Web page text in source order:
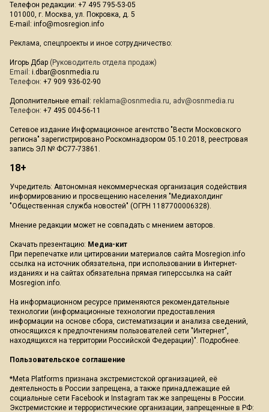
Телефон редакции: +7 495 795-53-05
101000, г. Москва, ул. Покровка, д. 5
E-mail: info@mosregion.info
Реклама, спецпроекты и иное сотрудничество:
Игорь Дбар (Руководитель отдела продаж)
Email: i.dbar@osnmedia.ru
Телефон: +7 909 936-02-90
Дополнительные email: reklama@osnmedia.ru, adv@osnmedia.ru
Телефон: +7 495 004-56-11
Сетевое издание Информационное агентство "Вести Московского
региона" зарегистрировано Роскомнадзором 05.10.2018, реестровая
запись ЭЛ № ФС77-73861.
18+
Учредитель: Автономная некоммерческая организация содействия
информированию и просвещению населения "Медиахолдинг
"Общественная служба новостей" (ОГРН 1187700006328).
Мнение редакции может не совпадать с мнением авторов.
Скачать презентацию: Медиа-кит
При перепечатке или цитировании материалов сайта Mosregion.info
ссылка на источник обязательна, при использовании в Интернет-
изданиях и на сайтах обязательна прямая гиперссылка на сайт
Mosregion.info.
На информационном ресурсе применяются рекомендательные
технологии (информационные технологии предоставления
информации на основе сбора, систематизации и анализа сведений,
относящихся к предпочтениям пользователей сети "Интернет",
находящихся на территории Российской Федерации)". Подробнее.
Пользовательское соглашение
*Meta Platforms признана экстремистской организацией, её
деятельность в России запрещена, а также принадлежащие ей
социальные сети Facebook и Instagram так же запрещены в России.
Экстремистские и террористические организации, запрещенные в РФ: